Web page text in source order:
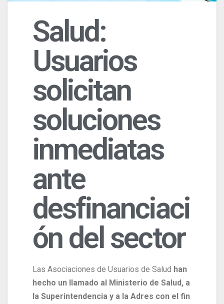
Salud:
Usuarios
solicitan
soluciones
inmediatas
ante
desfinanciaci
ón del sector
Las Asociaciones de Usuarios de Salud han
hecho un llamado al Ministerio de Salud, a
la Superintendencia y a la Adres con el fin